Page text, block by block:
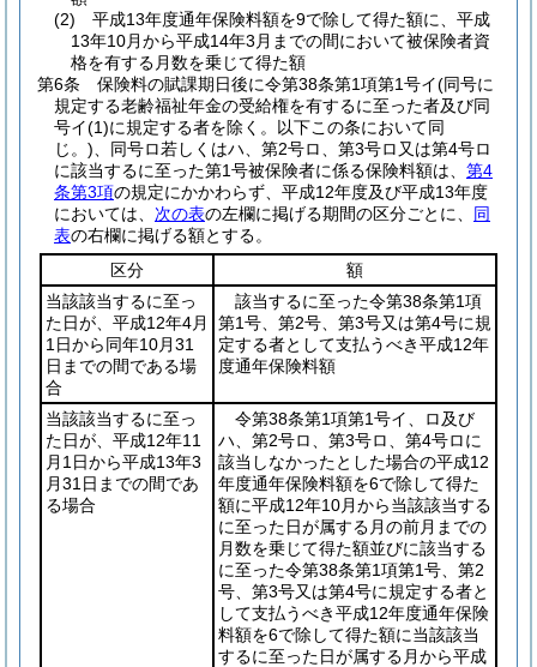
(2)
平成13年度通年保険料額を9で除して得た額に、平成
13年10月から平成14年3月までの間において被保険者資
格を有する月数を乗じて得た額
第6条
保険料の賦課期日後に令第38条第1項第1号イ(同号に
規定する老齢福祉年金の受給権を有するに至った者及び同
号イ(1)に規定する者を除く。以下この条において同
じ。) 、同号ロ若しくはハ、第2号ロ、第3号ロ又は第4号ロ
に該当するに至った第1号被保険者に係る保険料額は、 第4
条第3項の規定にかかわらず、平成12年度及び平成13年度
においては、 次の表の左欄に掲げる期間の区分ごとに、 同
表の右欄に掲げる額とする。
区分
額
当該該当するに至っ
た日が、平成12年4月
1日から同年10月31
日までの間である場
合
該当するに至った令第38条第1項
第1号、第2号、第3号又は第4号に規
定する者として支払うべき平成12年
度通年保険料額
当該該当するに至っ
た日が、平成12年11
月1日から平成13年3
月31日までの間であ
る場合
令第38条第1項第1号イ、ロ及び
ハ、第2号ロ、第3号ロ、第4号ロに
該当しなかったとした場合の平成12
年度通年保険料額を6で除して得た
額に平成12年10月から当該該当する
に至った日が属する月の前月までの
月数を乗じて得た額並びに該当する
に至った令第38条第1項第1号、第2
号、第3号又は第4号に規定する者と
して支払うべき平成12年度通年保険
料額を6で除して得た額に当該該当
するに至った日が属する月から平成